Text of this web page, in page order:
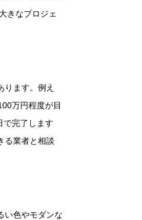
きなプロジェ
ります。例え
万円程度が目
で完了します
る業者と相談
い色やモダンな